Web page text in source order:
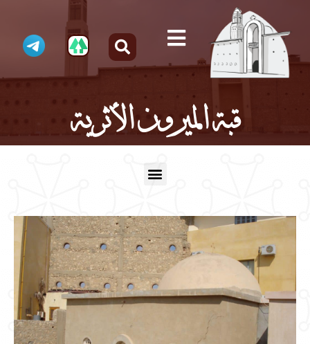
قبة الميرون الأثرية